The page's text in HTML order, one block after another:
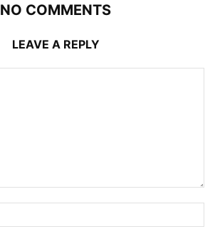
NO COMMENTS
LEAVE A REPLY